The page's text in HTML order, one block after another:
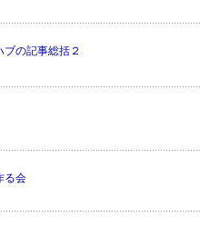
の記事総括２
る会